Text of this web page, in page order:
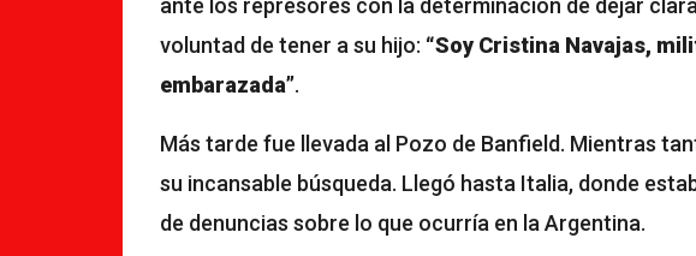
ante los represores con la determinación de dejar
voluntad de tener a su hijo: “Soy Cristina Navajas,
embarazada”.
Más tarde fue llevada al Pozo de Banfield. Mientras
su incansable búsqueda. Llegó hasta Italia, donde
de denuncias sobre lo que ocurría en la Argentina.